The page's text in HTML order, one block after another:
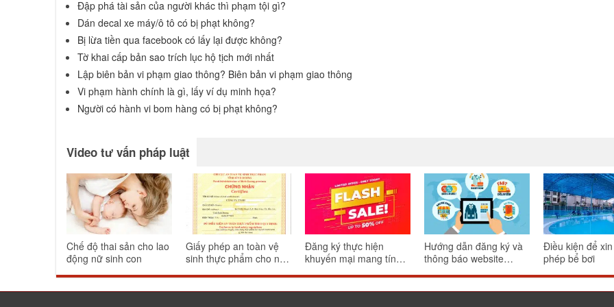
Đập phá tài sản của người khác thì phạm tội gì?
Dán decal xe máy/ô tô có bị phạt không?
Bị lừa tiền qua facebook có lấy lại được không?
Tờ khai cấp bản sao trích lục hộ tịch mới nhất
Lập biên bản vi phạm giao thông? Biên bản vi phạm giao thông
Vi phạm hành chính là gì, lấy ví dụ minh họa?
Người có hành vi bom hàng có bị phạt không?
Video tư vấn pháp luật
Chế độ thai sản cho lao
động nữ sinh con
Giấy phép an toàn vệ
sinh thực phẩm cho nhà
Đăng ký thực hiện
khuyến mại mang tính
Hướng dẫn đăng ký và
thông báo website
Điều kiện để
phép bể bơi